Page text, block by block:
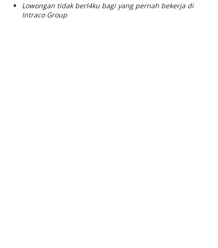
Lowongan tidak berl4ku bagi yang pernah bekerja di
Intraco Group